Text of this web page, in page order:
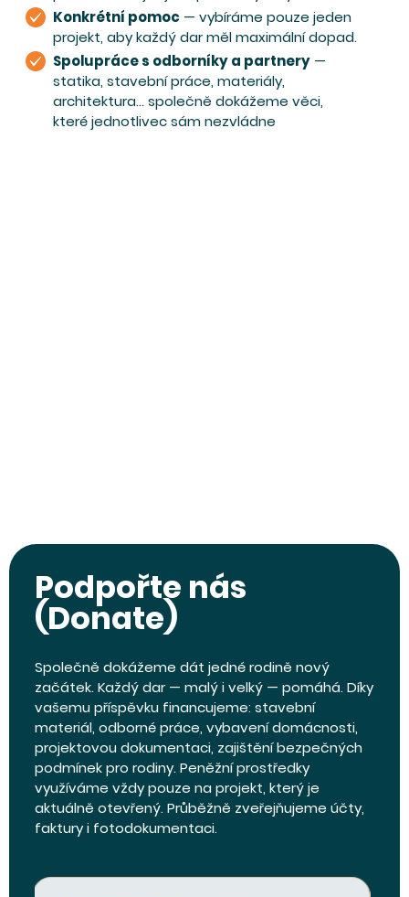
Konkrétní pomoc — vybíráme pouze jeden
projekt, aby každý dar měl maximální dopad.
Spolupráce s odborníky a partnery —
statika, stavební práce, materiály,
architektura… společně dokážeme věci,
které jednotlivec sám nezvládne
Podpořte nás
(Donate)
Společně dokážeme dát jedné rodině nový
začátek. Každý dar — malý i velký — pomáhá. Díky
vašemu příspěvku financujeme: stavební
materiál, odborné práce, vybavení domácnosti,
projektovou dokumentaci, zajištění bezpečných
podmínek pro rodiny. Peněžní prostředky
využíváme vždy pouze na projekt, který je
aktuálně otevřený. Průběžně zveřejňujeme účty,
faktury i fotodokumentaci.